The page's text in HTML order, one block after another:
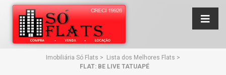
Imobiliária Só Flats > Lista dos Melhores Flats >
FLAT: BE LIVE TATUAPÉ